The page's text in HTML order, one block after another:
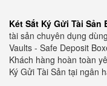
Két Sắt Ký Gửi Tài Sản
tài sản chuyên dụng
Vaults - Safe Deposit
Khách hàng hoàn toàn
Ký Gửi Tài Sản tại ngân